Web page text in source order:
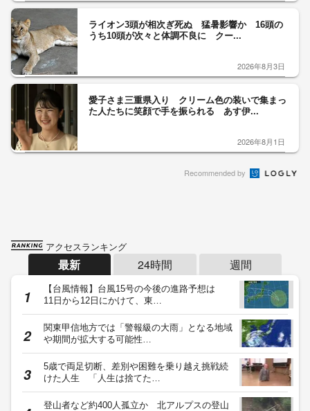
ライオン3頭が相次ぎ死ぬ 猛暑影響か 16頭の
うち10頭が次々と体調不良に クー...
2026年8月3日
愛子さま三重県入り クリーム色の装いで集まっ
た人たちに笑顔で手を振られる あす伊...
2026年8月1日
Recommended by
アクセスランキング
最新 24時間 週間
【台風情報】台風15号の今後の進路予想は
11日から12日にかけて、東…
関東甲信地方では「警報級の大雨」となる地域
や期間が拡大する可能性…
5歳で両足切断、差別や困難を乗り越え挑戦続
けた人生 「人生は捨てた…
登山者など約400人孤立か 北アルプスの登山